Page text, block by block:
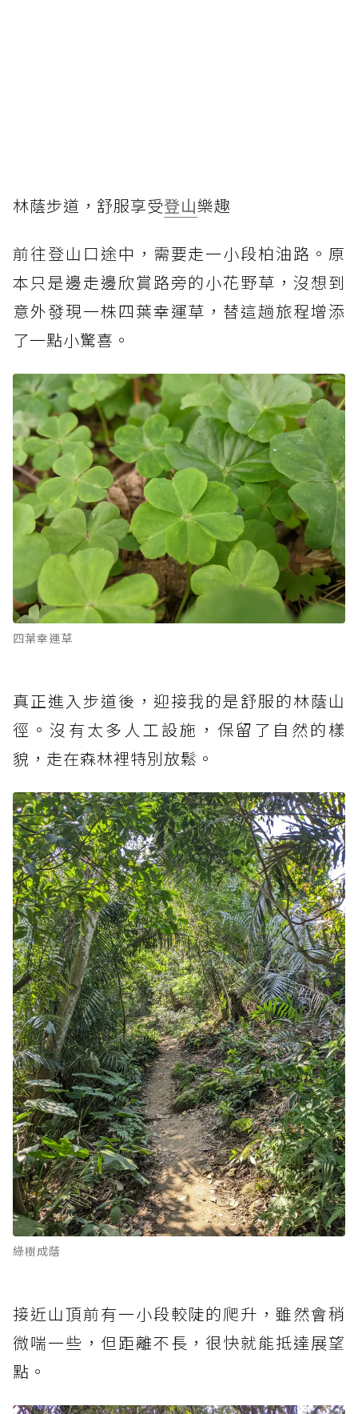
林蔭步道，舒服享受登山樂趣
前往登山口途中，需要走一小段柏油路。原
本只是邊走邊欣賞路旁的小花野草，沒想到
意外發現一株四葉幸運草，替這趟旅程增添
了一點小驚喜。
四葉幸運草
真正進入步道後，迎接我的是舒服的林蔭山
徑。沒有太多人工設施，保留了自然的樣
貌，走在森林裡特別放鬆。
綠樹成蔭
接近山頂前有一小段較陡的爬升，雖然會稍
微喘一些，但距離不長，很快就能抵達展望
點。